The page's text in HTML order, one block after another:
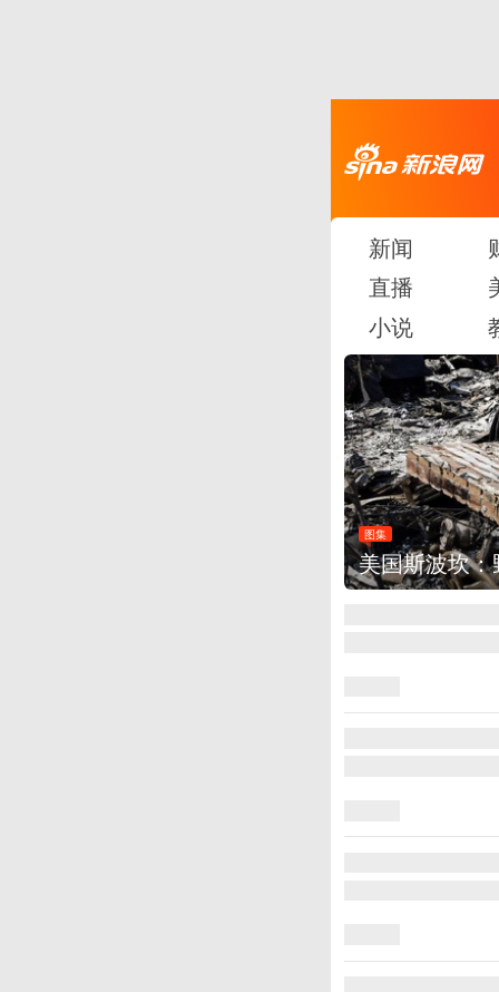
新闻
直播
小说
图集
美国斯波坎